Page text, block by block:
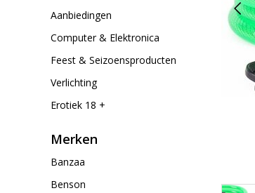
Aanbiedingen
Computer & Elektronica
Feest & Seizoensproducten
Verlichting
Erotiek 18 +
Merken
Banzaa
Benson